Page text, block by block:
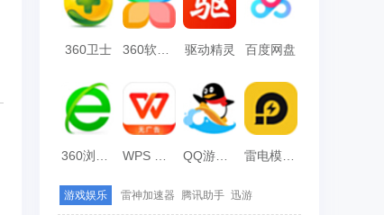
360卫士 360软件管家 驱动精灵 百度网盘
雷电模拟器
游戏娱乐 雷神加速器 腾讯助手 迅游